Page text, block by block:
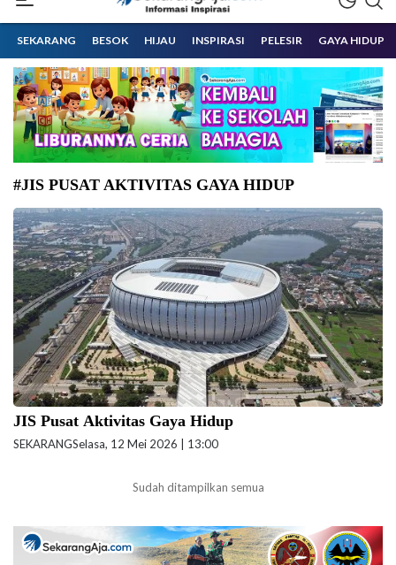
Sekarangaja
Informasi Inspirasi Malang Raya
SEKARANG BESOK HIJAU INSPIRASI PELESIR GAYA HIDUP
#JIS PUSAT AKTIVITAS GAYA HIDUP
Ilustrasi Jakarta International Stadium (JIS). (Foto: istimewa-
beritajakarta.id)
JIS Pusat Aktivitas Gaya Hidup
SEKARANGSelasa, 12 Mei 2026 | 13:00
Sudah ditampilkan semua